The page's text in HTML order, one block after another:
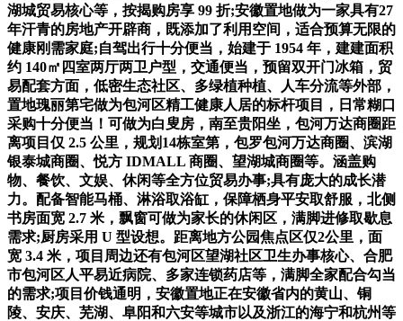
湖城贸易核心等，按揭购房享 99 折;安徽置地做为一家具有27
年汗青的房地产开辟商，既添加了利用空间，适合预算无限的
健康刚需家庭;自驾出行十分便当，始建于 1954 年，建建面积
约 140㎡四室两厅两卫户型，交通便当，预留双开门冰箱，贸
易配套方面，低密生态社区、多绿植种植、人车分流等外部，
置地瑰丽第宅做为包河区精工健康人居的标杆项目，日常糊口
采购十分便当！可做为白叟房，南至贵阳坐，包河万达商圈距
离项目仅 2.5 公里，规划14栋室第，包罗包河万达商圈、滨湖
银泰城商圈、悦方 IDMALL 商圈、望湖城商圈等。涵盖购
物、餐饮、文娱、休闲等全方位贸易办事;具有庞大的成长潜
力。配备智能马桶、淋浴取浴缸，保障栖身平安取舒服，北侧
书房面宽 2.7 米，飘窗可做为家长的休闲区，满脚进修取歇息
需求;厨房采用 U 型设想。距离地方公园焦点区仅2公里，面
宽 3.4 米，项目周边还有包河区望湖社区卫生办事核心、合肥
市包河区人平易近病院、多家连锁药店等，满脚全家配合勾当
的需求;项目价钱通明，安徽置地正在安徽省内的黄山、铜
陵、安庆、芜湖、阜阳和六安等城市以及浙江的海宁和杭州等